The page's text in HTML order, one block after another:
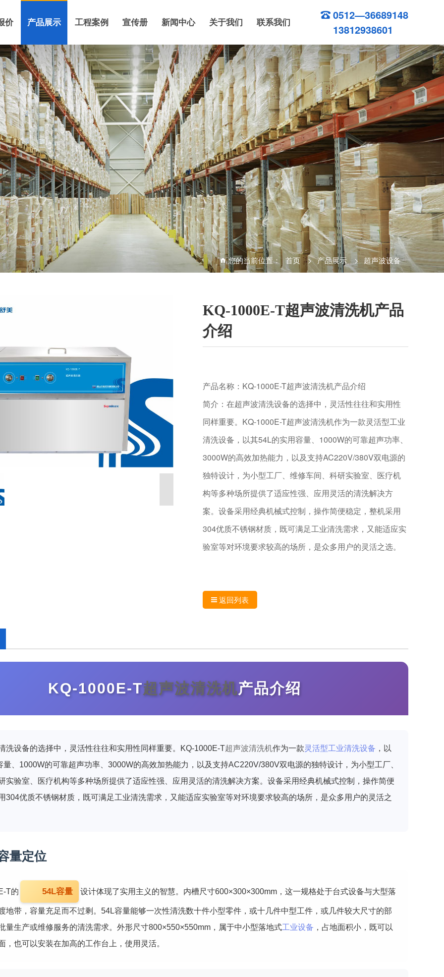
价 产品展示 工程案例 宣传册 新闻中心 关于我们 联系我们
0512—36689148
13812938601
您的当前位置： 首页 > 产品展示 > 超声波设备
KQ-1000E-T超声波清洗机产品
介绍
产品名称：KQ-1000E-T超声波清洗机产品介绍
简介：在超声波清洗设备的选择中，灵活性往往和实用性
同样重要。KQ-1000E-T超声波清洗机作为一款灵活型工业
清洗设备，以其54L的实用容量、1000W的可靠超声功率、
3000W的高效加热能力，以及支持AC220V/380V双电源的
独特设计，为小型工厂、维修车间、科研实验室、医疗机
构等多种场所提供了适应性强、应用灵活的清洗解决方
案。设备采用经典机械式控制，操作简便稳定，整机采用
304优质不锈钢材质，既可满足工业清洗需求，又能适应实
验室等对环境要求较高的场所，是众多用户的灵活之选。
返回列表
KQ-1000E-T超声波清洗机产品介绍
洗设备的选择中，灵活性往往和实用性同样重要。KQ-1000E-T超声波清洗机作为一款灵活型工业清洗设备 ，以
量、1000W的可靠超声功率、3000W的高效加热能力，以及支持AC220V/380V双电源的独特设计，为小型工厂、
实验室、医疗机构等多种场所提供了适应性强、应用灵活的清洗解决方案。设备采用经典机械式控制，操作简便
304优质不锈钢材质，既可满足工业清洗需求，又能适应实验室等对环境要求较高的场所，是众多用户的灵活之
量定位
T的 54L容量 设计体现了实用主义的智慧。内槽尺寸600×300×300mm，这一规格处于台式设备与大型落
地带，容量充足而不过剩。54L容量能够一次性清洗数十件小型零件，或十几件中型工件，或几件较大尺寸的部
量生产或维修服务的清洗需求。外形尺寸800×550×550mm，属于中小型落地式工业设备 ，占地面积小，既可以
，也可以安装在加高的工作台上，使用灵活。